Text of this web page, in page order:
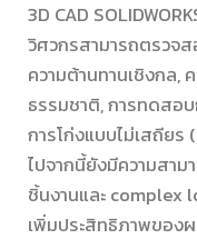
3D CAD
วิศวกรสามารถตรวจ
ความต้านทานเชิงกล
ธรรมชาติ, การทดสอ
การโก่งแบบไม่เสถีย
ไปจากนี้ยังมีความสาม
ชิ้นงานและ complex
เพิ่มประสิทธิภาพของ